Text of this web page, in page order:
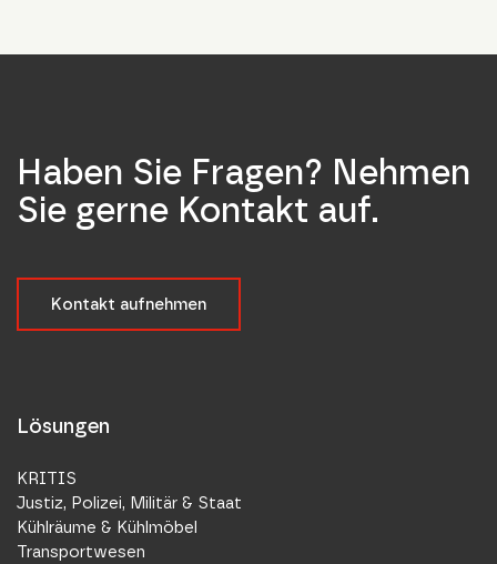
Haben Sie Fragen? Nehmen
Sie gerne Kontakt auf.
Kontakt aufnehmen
Lösungen
KRITIS
Justiz, Polizei, Militär & Staat
Kühlräume & Kühlmöbel
Transportwesen